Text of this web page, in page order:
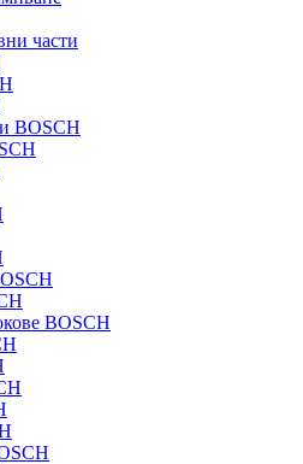
части
BOSCH
BOSCH